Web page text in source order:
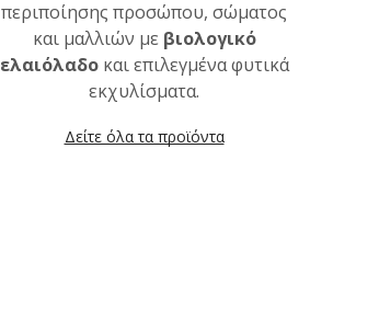
περιποίησης προσώπου, σώματος
και μαλλιών με βιολογικό
ελαιόλαδοκαι επιλεγμένα φυτικά
εκχυλίσματα.
Δείτε όλα τα προϊόντα